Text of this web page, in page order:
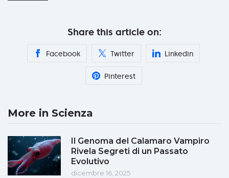
Share this article on:
Facebook Twitter Linkedin
Pinterest
More in Scienza
Il Genoma del Calamaro Vampiro
Rivela Segreti di un Passato
Evolutivo
dicembre 16, 2025